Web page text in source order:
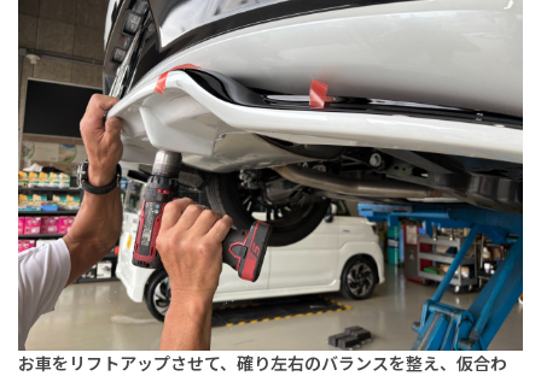
お車をリフトアップさせて、確り左右のバランスを整え、仮合わ